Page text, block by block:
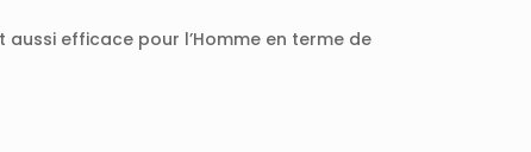
aussi efficace pour l’Homme en terme de